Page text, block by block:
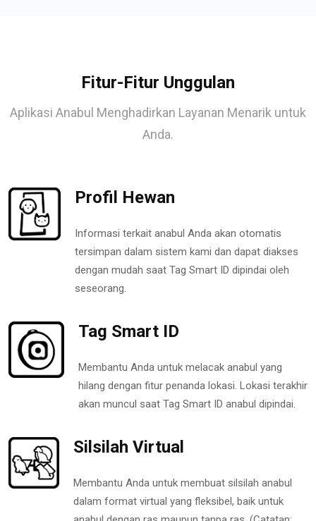
Fitur-Fitur Unggulan
Aplikasi Anabul Menghadirkan Layanan Menarik untuk
Anda.
Profil Hewan
Informasi terkait anabul Anda akan otomatis
tersimpan dalam sistem kami dan dapat diakses
dengan mudah saat Tag Smart ID dipindai oleh
seseorang.
Tag Smart ID
Membantu Anda untuk melacak anabul yang
hilang dengan fitur penanda lokasi. Lokasi terakhir
akan muncul saat Tag Smart ID anabul dipindai.
Silsilah Virtual
Membantu Anda untuk membuat silsilah anabul
dalam format virtual yang fleksibel, baik untuk